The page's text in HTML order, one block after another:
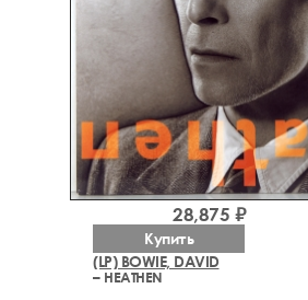
(LP) BOWIE, DAVID
– HEATHEN
28,875 ₽
Купить